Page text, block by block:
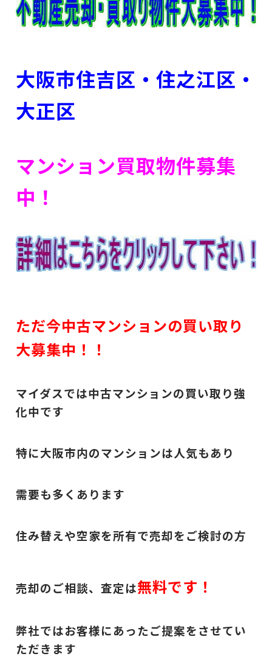
大阪市住吉区・住之江区 ・
大正区
マンション買取物件募集
中！
ただ今中古マンションの買い取り
大募集中！！
マイダスでは中古マンションの買い取り強
化中です
特に大阪市内のマンションは人気もあり
需要も多くあります
住み替えや空家を所有で売却をご検討の方
売却のご相談、査定は無料です！
弊社ではお客様にあったご提案をさせてい
ただきます